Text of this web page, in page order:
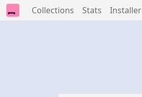
Collections Stats Installer